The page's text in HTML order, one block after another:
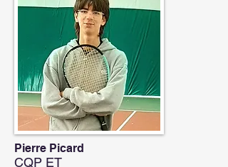
Pierre Picard
CQP ET